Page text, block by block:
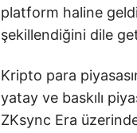
platform haline
şekillendiğini dile
Kripto para
yatay ve baskılı
ZKsync Era